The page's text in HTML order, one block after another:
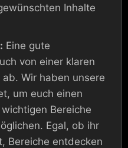
Inhalte
Eine gute
von einer klaren
Wir haben unsere
um euch einen
Bereiche
Egal, ob ihr
Bereiche entdecken